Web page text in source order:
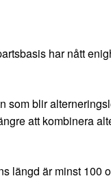
har nått
som blir
att kombinera
längd är minst 100